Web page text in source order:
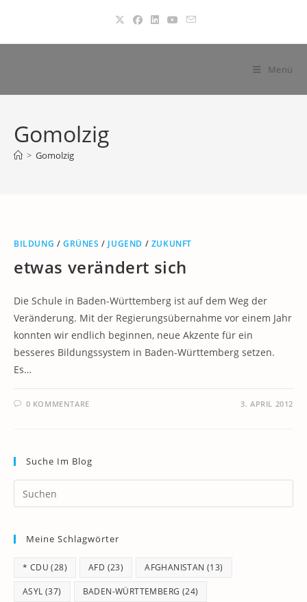
springen
Menü
Gomolzig
> Gomolzig
BILDUNG /GRÜNES / JUGEND / ZUKUNFT
etwas verändert sich
Die Schule in Baden-Württemberg ist auf dem Weg der
Veränderung. Mit der Regierungsübernahme vor einem Jahr
konnten wir endlich beginnen, neue Akzente für ein
besseres Bildungssystem in Baden-Württemberg setzen.
Es…
0 KOMMENTARE 3. APRIL 2012
Suche Im Blog
Meine Schlagwörter
* CDU (28) AFD (23) AFGHANISTAN (13)
ASYL (37) BADEN-WÜRTTEMBERG (24)